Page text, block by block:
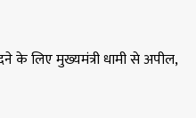
के लिए मुख्यमंत्री धामी से अपील,